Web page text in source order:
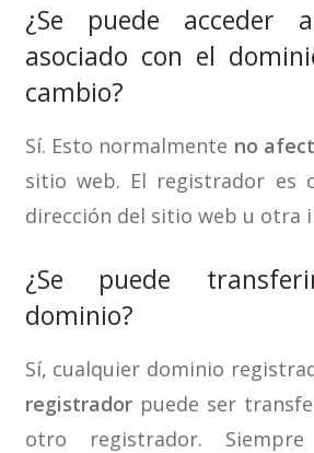
¿Se puede acceder
asociado con el
cambio?
Sí. Esto normalmente no
sitio web. El registrador es
dirección del sitio web u otra
¿Se puede
dominio?
Sí, cualquier dominio
registradorpuede ser
otro registrador.